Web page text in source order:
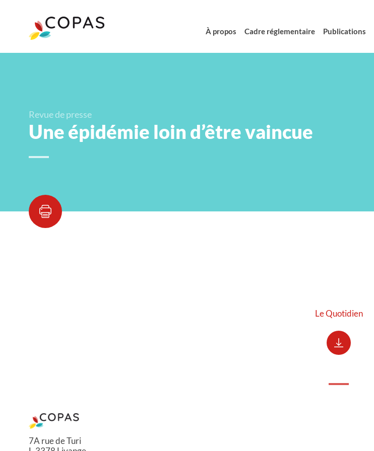
À propos Cadre réglementaire Publications
Revue de presse
Une épidémie loin d’être vaincue
Le Quotidien
7A rue de Turi